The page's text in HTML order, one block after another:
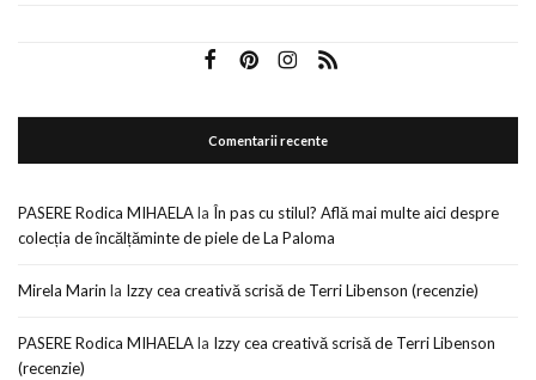
Comentarii recente
PASERE Rodica MIHAELAla În pas cu stilul? Află mai multe aici despre
colecția de încălțăminte de piele de La Paloma
Mirela Marin la Izzy cea creativă scrisă de Terri Libenson (recenzie)
PASERE Rodica MIHAELAla Izzy cea creativă scrisă de Terri Libenson
(recenzie)